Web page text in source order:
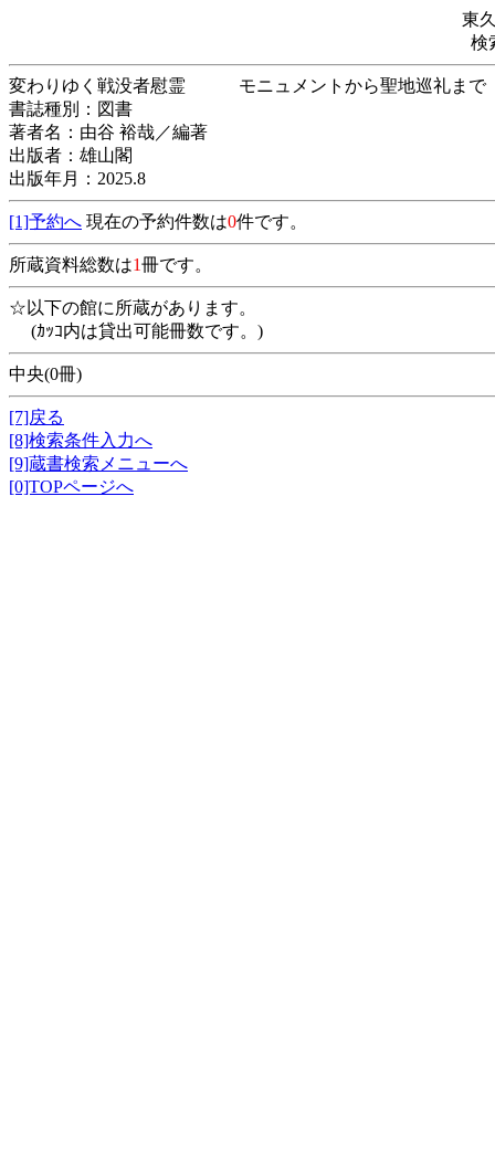
東
検
変わりゆく戦没者慰霊 モニュメントから聖
書誌種別：図書
著者名：由谷 裕哉／編著
出版者：雄山閣
出版年月：2025.8
[1]予約へ 現在の予約件数は0件です。
所蔵資料総数は1冊です。
☆以下の館に所蔵があります。
(ｶｯｺ内は貸出可能冊数です。)
中央(0冊)
[7]戻る
[8]検索条件入力へ
[9]蔵書検索メニューへ
[0]TOPページへ